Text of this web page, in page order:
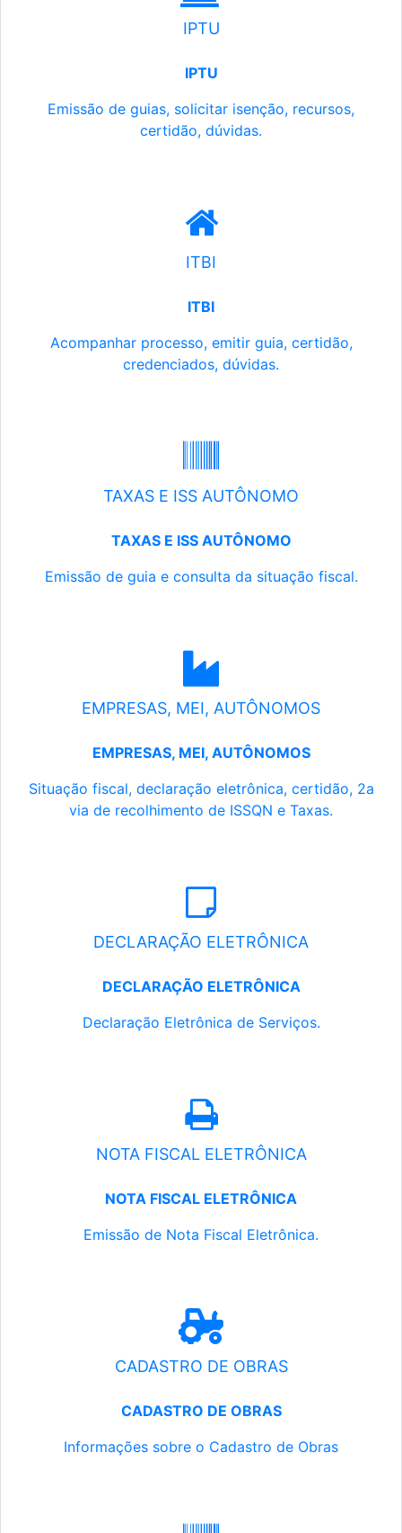
IPTU
IPTU
Emissão de guias, solicitar isenção, recursos,
certidão, dúvidas.
ITBI
ITBI
Acompanhar processo, emitir guia, certidão,
credenciados, dúvidas.
TAXAS E ISS AUTÔNOMO
TAXAS E ISS AUTÔNOMO
Emissão de guia e consulta da situação fiscal.
EMPRESAS, MEI, AUTÔNOMOS
EMPRESAS, MEI, AUTÔNOMOS
Situação fiscal, declaração eletrônica, certidão, 2a
via de recolhimento de ISSQN e Taxas.
DECLARAÇÃO ELETRÔNICA
DECLARAÇÃO ELETRÔNICA
Declaração Eletrônica de Serviços.
NOTA FISCAL ELETRÔNICA
NOTA FISCAL ELETRÔNICA
Emissão de Nota Fiscal Eletrônica.
CADASTRO DE OBRAS
CADASTRO DE OBRAS
Informações sobre o Cadastro de Obras